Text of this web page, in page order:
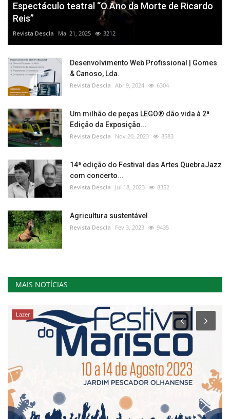
Espectáculo teatral “O Ano da Morte de Ricardo
Reis”
Revista Descla Mai 21, 2025 3212
Desenvolvimento Web Profissional | Gomes
& Canoso, Lda.
Revista Descla Abr 9, 2024 6304
Um milhão de peças LEGO® dão vida à 2ª
Edição da Exposição...
Revista Descla Nov 20, 2023 8583
14ª edição do Festival das Artes QuebraJazz
com concerto...
Revista Descla Jul 18, 2023 8352
Agricultura sustentável
Revista Descla Fev 3, 2023 9435
MAIS NOTÍCIAS
Lazer